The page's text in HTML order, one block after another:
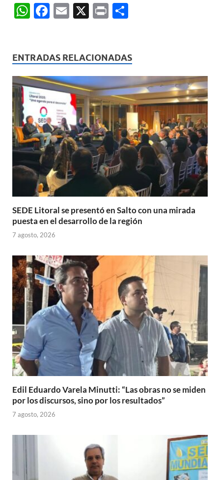
W
s
A
p
p
F
b
o
o
k
E
X
P
p
ar
ti
r
ENTRADAS RELACIONADAS
SEDE Litoral se presentó en Salto con una mirada
puesta en el desarrollo de la región
7 agosto, 2026
Edil Eduardo Varela Minutti: “Las obras no se miden
por los discursos, sino por los resultados”
7 agosto, 2026